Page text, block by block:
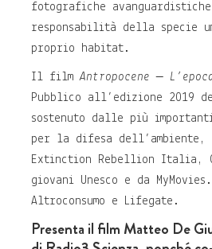
fotografiche
responsabilità della specie
proprio habitat.
Il filmAntropocene –
Pubblico all’edizione 2019
sostenuto dalle più
per la difesa
Extinction Rebellion Italia,
giovani Unesco e da
Altroconsumo e Lifegate.
Presenta il film Matteo De